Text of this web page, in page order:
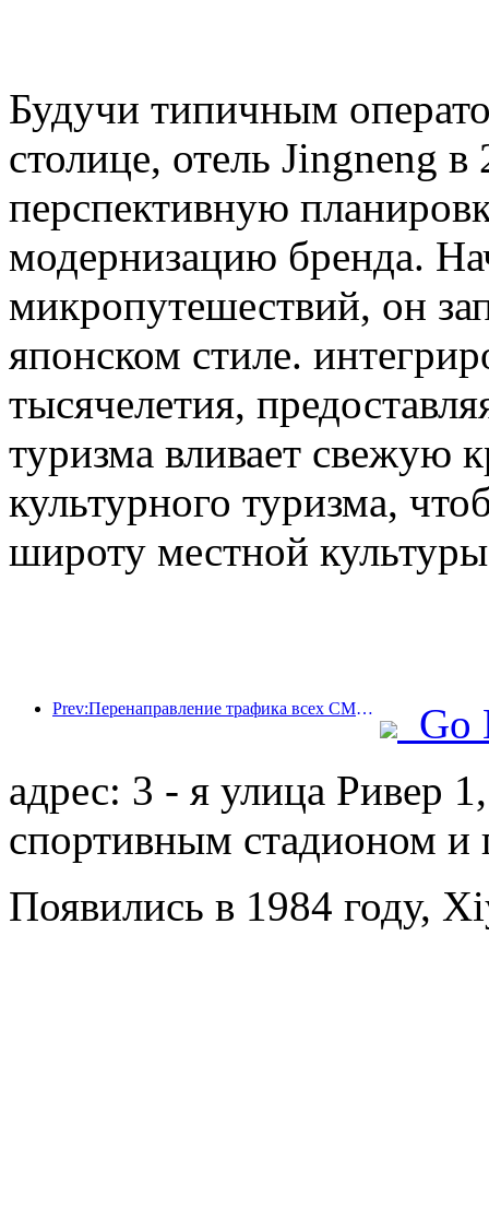
Будучи типичным
столице, отель Jingneng в
перспективную
модернизацию бренда.
микропутешествий, он
японском стиле.
тысячелетия,
туризма вливает свежую
культурного туризма,
широту местной
Prev:Перенаправление трафика всех СМИ помогает старым магазинам омолодиться и создает новую модель «нулевого роста»
Go
адрес: 3 - я улица Ривер
спортивным стадионом и
Появились в 1984 году,